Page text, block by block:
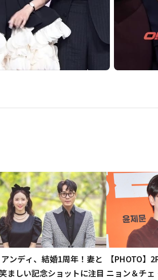
ンディ、結婚1周年！妻と
ましい記念ショットに注目
【PHOTO】
ニョン＆チ